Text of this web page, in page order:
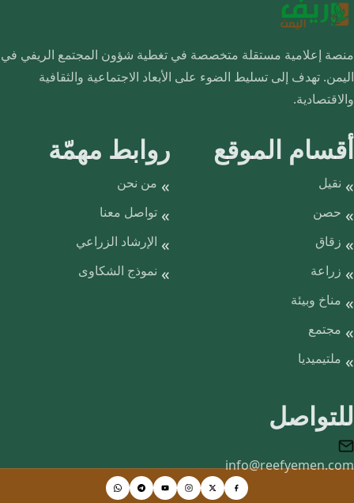
منصة إعلامية مستقلة متخصصة في تغطية شؤون المجتمع الريفي في
اليمن. تهدف إلى تسليط الضوء على الأبعاد الاجتماعية والثقافية
والاقتصادية.
أقسام الموقع
نقيل
حصن
زقاق
زراعة
مناخ وبيئة
مجتمع
ملتيميديا
روابط مهمّة
من نحن
تواصل معنا
الإرشاد الزراعي
نموذج الشكاوى
للتواصل
info@reefyemen.com